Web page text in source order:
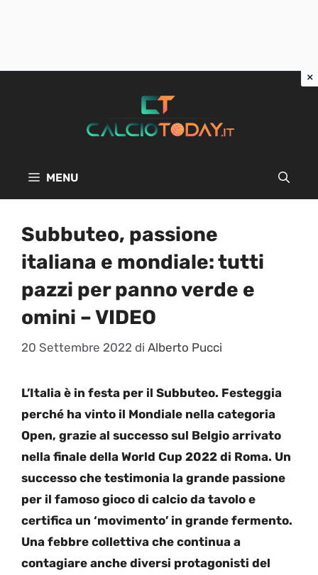
MENU
Subbuteo, passione
italiana e mondiale: tutti
pazzi per panno verde e
omini – VIDEO
20 Settembre 2022 di Alberto Pucci
L’Italia è in festa per il Subbuteo. Festeggia
perché ha vinto il Mondiale nella categoria
Open, grazie al successo sul Belgio arrivato
nella finale della World Cup 2022 di Roma. Un
successo che testimonia la grande passione
per il famoso gioco di calcio da tavolo e
certifica un ‘movimento’ in grande fermento.
Una febbre collettiva che continua a
contagiare anche diversi protagonisti del